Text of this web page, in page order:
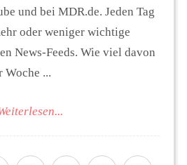
und bei MDR.de. Jeden Tag
oder weniger wichtige
News-Feeds. Wie viel davon
Woche ...